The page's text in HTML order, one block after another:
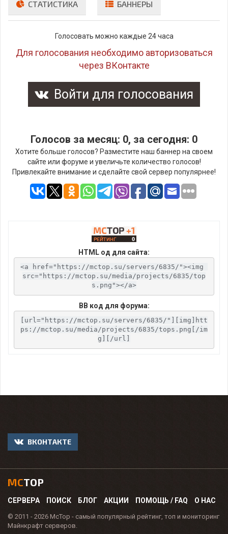
СТАТИСТИКА БАННЕРЫ
Голосовать можно каждые 24 часа
Для голосования необходимо авторизоваться
через ВКонтакте
Войти для голосования
Голосов за месяц: 0, за сегодня: 0
Хотите больше голосов? Разместите наш баннер на своем
сайте или форуме и увеличьте количество голосов!
Привлекайте внимание и сделайте свой сервер популярнее!
HTML од для сайта:
<a href="https://mctop.su/servers/6835/"><img
src="https://mctop.su/media/projects/6835/top
s.png"></a>
BB код для форума:
[url="https://mctop.su/servers/6835/"][img]htt
ps://mctop.su/media/projects/6835/tops.png[/im
g][/url]
ВКОНТАКТЕ
MCTOP
СЕРВЕРА ПОИСК БЛОГ АКЦИИ ПОМОЩЬ / FAQ О НАС
© 2011 - 2026 McTop - самый популярный рейтинг, топ и мониторинг
Майнкрафт серверов.